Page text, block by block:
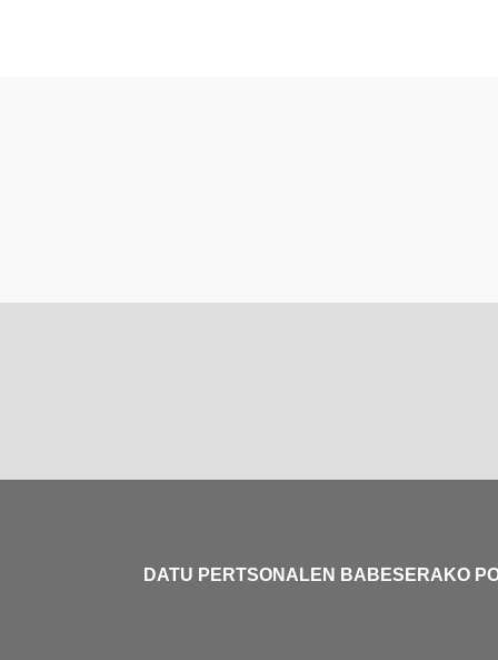
DATU PERTSONALEN BABESERAKO